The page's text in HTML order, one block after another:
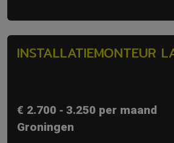
INSTALLATIEMONTEUR
€ 2.700 ‐ 3.250 per maand
Groningen